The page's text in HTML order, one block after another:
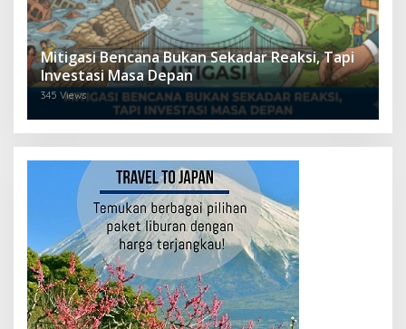
Mitigasi Bencana Bukan Sekadar Reaksi, Tapi
Investasi Masa Depan
345 Views